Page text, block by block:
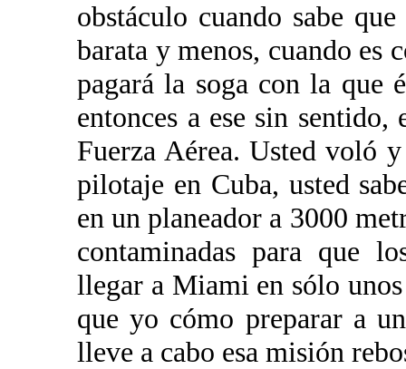
obstáculo cuando sabe
barata y menos, cuando es
pagará la soga con la que
entonces a ese sin
Fuerza Aérea. Usted voló
pilotaje en Cuba, usted
en un planeador a 3000
contaminadas para que
llegar a Miami en sólo
que yo cómo preparar a
lleve a cabo esa misión